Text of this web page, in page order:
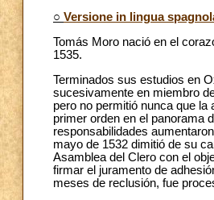
○ Versione in lingua
Tomás Moro nació en el
1535.
Terminados sus estudios en
sucesivamente en miembro
pero no permitió nunca que
primer orden en el panorama
responsabilidades
mayo de 1532 dimitió de su
Asamblea del Clero con el
firmar el juramento de
meses de reclusión, fue